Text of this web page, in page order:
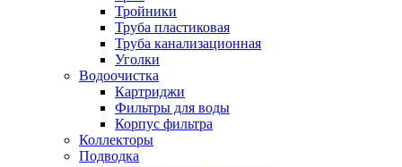
Тройники
Труба пластиковая
Труба канализационная
Уголки
Водоочистка
Картриджи
Фильтры для воды
Корпус фильтра
Коллекторы
Подводка